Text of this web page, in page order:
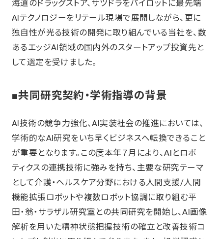
海道のドラッグストア、サツドラをパイロットに最先端
AIテクノロジーをリテール現場で展開しながら、更に
独自性が光る技術の開発に取り組んでいる当社を、数
あるエッジAI領域の国内外のスタートアップ投資先と
して選定を受けました。
■共同研究契約・学術指導の背景
AI技術の競争力強化、AI実装社会の推進においては、
学術的なAI研究をいち早くビジネスへ転換できること
が重要となります。この度本年７月により、AIとロボ
ティクスの連携技術に強みを持ち、主要な研究テーマ
として介護・ヘルスケア分野における人間支援/人間
機能拡張ロボットや複数ロボット協調に取り組む平
田・翁・サラザル研究室との共同研究を開始し、AI画像
解析を用いた精神状態把握技術の確立と改善技術コ